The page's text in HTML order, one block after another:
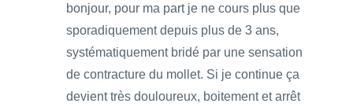
bonjour, pour ma part je ne cours plus que
sporadiquement depuis plus de 3 ans,
systématiquement bridé par une sensation
de contracture du mollet. Si je continue ça
devient très douloureux, boitement et arrêt